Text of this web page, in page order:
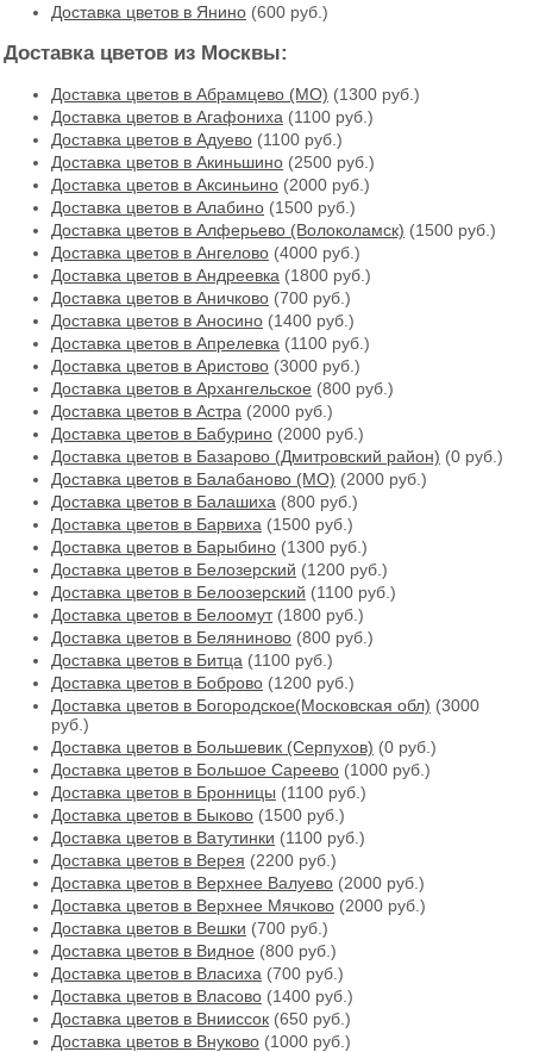
Доставка цветов в Янино (600 руб.)
Доставка цветов из Москвы:
Доставка цветов в Абрамцево (МО) (1300 руб.)
Доставка цветов в Агафониха (1100 руб.)
Доставка цветов в Адуево (1100 руб.)
Доставка цветов в Акиньшино (2500 руб.)
Доставка цветов в Аксиньино (2000 руб.)
Доставка цветов в Алабино (1500 руб.)
Доставка цветов в Алферьево (Волоколамск) (1500 руб.)
Доставка цветов в Ангелово (4000 руб.)
Доставка цветов в Андреевка (1800 руб.)
Доставка цветов в Аничково (700 руб.)
Доставка цветов в Аносино (1400 руб.)
Доставка цветов в Апрелевка (1100 руб.)
Доставка цветов в Аристово (3000 руб.)
Доставка цветов в Архангельское (800 руб.)
Доставка цветов в Астра (2000 руб.)
Доставка цветов в Бабурино (2000 руб.)
Доставка цветов в Базарово (Дмитровский район) (0 руб.)
Доставка цветов в Балабаново (МО) (2000 руб.)
Доставка цветов в Балашиха (800 руб.)
Доставка цветов в Барвиха (1500 руб.)
Доставка цветов в Барыбино (1300 руб.)
Доставка цветов в Белозерский (1200 руб.)
Доставка цветов в Белоозерский (1100 руб.)
Доставка цветов в Белоомут(1800 руб.)
Доставка цветов в Беляниново (800 руб.)
Доставка цветов в Битца (1100 руб.)
Доставка цветов в Боброво (1200 руб.)
Доставка цветов в Богородское(Московская обл) (3000
руб.)
Доставка цветов в Большевик (Серпухов) (0 руб.)
Доставка цветов в Большое Сареево (1000 руб.)
Доставка цветов в Бронницы (1100 руб.)
Доставка цветов в Быково (1500 руб.)
Доставка цветов в Ватутинки (1100 руб.)
Доставка цветов в Верея (2200 руб.)
Доставка цветов в Верхнее Валуево (2000 руб.)
Доставка цветов в Верхнее Мячково (2000 руб.)
Доставка цветов в Вешки (700 руб.)
Доставка цветов в Видное (800 руб.)
Доставка цветов в Власиха (700 руб.)
Доставка цветов в Власово (1400 руб.)
Доставка цветов в Внииссок (650 руб.)
Доставка цветов в Внуково (1000 руб.)